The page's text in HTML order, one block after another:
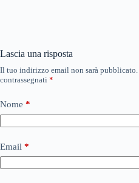
Lascia una risposta
Il tuo indirizzo email non sarà pubblicato.
contrassegnati *
Nome *
Email *